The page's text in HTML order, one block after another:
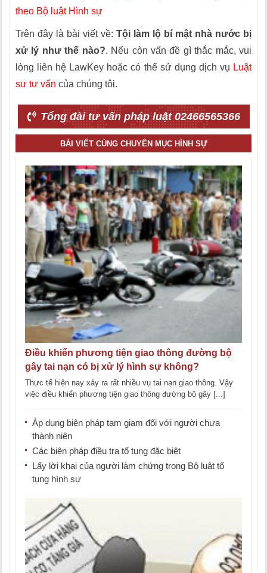
theo Bộ luật Hình sự
Trên đây là bài viết về: Tội làm lộ bí mật nhà nước bị
xử lý như thế nào?. Nếu còn vấn đề gì thắc mắc, vui
lòng liên hệ LawKey hoặc có thể sử dụng dịch vụ Luật
sư tư vấn của chúng tôi.
Tổng đài tư vấn pháp luật 02466565366
BÀI VIẾT CÙNG CHUYÊN MỤC HÌNH SỰ
Điều khiển phương tiện giao thông đường bộ
gây tai nạn có bị xử lý hình sự không?
Thực tế hiện nay xảy ra rất nhiều vụ tai nạn giao thông. Vậy
việc điều khiển phương tiện giao thông đường bộ gây [...]
Áp dụng biện pháp tạm giam đối với người chưa
thành niên
Các biện pháp điều tra tố tụng đặc biệt
Lấy lời khai của người làm chứng trong Bộ luật tố
tụng hình sự